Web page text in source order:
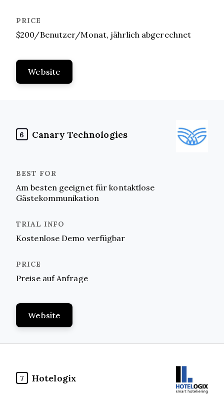
$200/Benutzer/Monat, jährlich abgerechnet
Website
6 Canary Technologies
Am besten geeignet für kontaktlose
Gästekommunikation
Kostenlose Demo verfügbar
Preise auf Anfrage
Website
7 Hotelogix